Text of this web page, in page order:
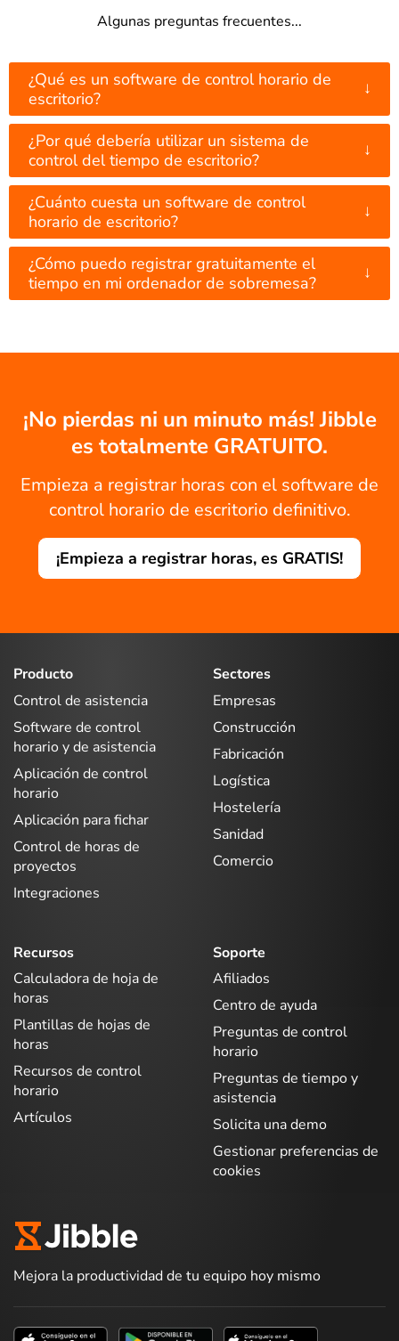
Algunas preguntas frecuentes...
¿Qué es un software de control horario de
escritorio?
↓
¿Por qué debería utilizar un sistema de
control del tiempo de escritorio?
↓
¿Cuánto cuesta un software de control
horario de escritorio?
↓
¿Cómo puedo registrar gratuitamente el
tiempo en mi ordenador de sobremesa?
↓
¡No pierdas ni un minuto más! Jibble
es totalmente GRATUITO.
Empieza a registrar horas con el software de
control horario de escritorio definitivo.
¡Empieza a registrar horas, es GRATIS!
Producto
Control de asistencia
Software de control
horario y de asistencia
Aplicación de control
horario
Aplicación para fichar
Control de horas de
proyectos
Integraciones
Sectores
Empresas
Construcción
Fabricación
Logística
Hostelería
Sanidad
Comercio
Recursos
Calculadora de hoja de
horas
Plantillas de hojas de
horas
Recursos de control
horario
Artículos
Soporte
Afiliados
Centro de ayuda
Preguntas de control
horario
Preguntas de tiempo y
asistencia
Solicita una demo
Gestionar preferencias de
cookies
Mejora la productividad de tu equipo hoy mismo